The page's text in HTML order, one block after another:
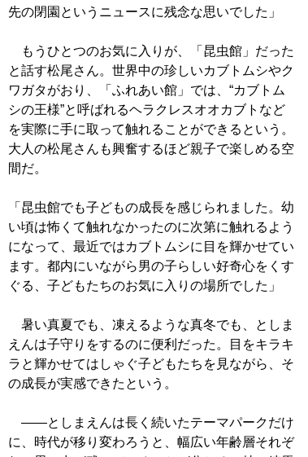
先の閉園というニュースに残念な思いでした」
もうひとつのお気に入りが、「昆虫館」だった
と話す松尾さん。世界中の珍しいカブトムシやク
ワガタがおり、「ふれあい館」では、“カブトム
シの王様”と呼ばれるヘラクレスオオカブトなど
を実際に手に取って触れることができるという。
大人の松尾さんも興奮するほど親子で楽しめる空
間だ。
「昆虫館でも子どもの成長を感じられました。幼
い頃は怖くて触れなかったのに次第に触れるよう
になって、最近ではカブトムシに目を輝かせてい
ます。都内にいながら男の子らしい好奇心をくす
ぐる、子どもたちのお気に入りの場所でした」
暑い真夏でも、凍えるような真冬でも、としま
えんは子守りをするのに便利だった。目をキラキ
ラと輝かせてはしゃぐ子どもたちを見ながら、そ
の成長が実感できたという。
――としまえんは長く続いたテーマパークだけ
に、時代が移り変わろうと、幅広い年齢層それぞ